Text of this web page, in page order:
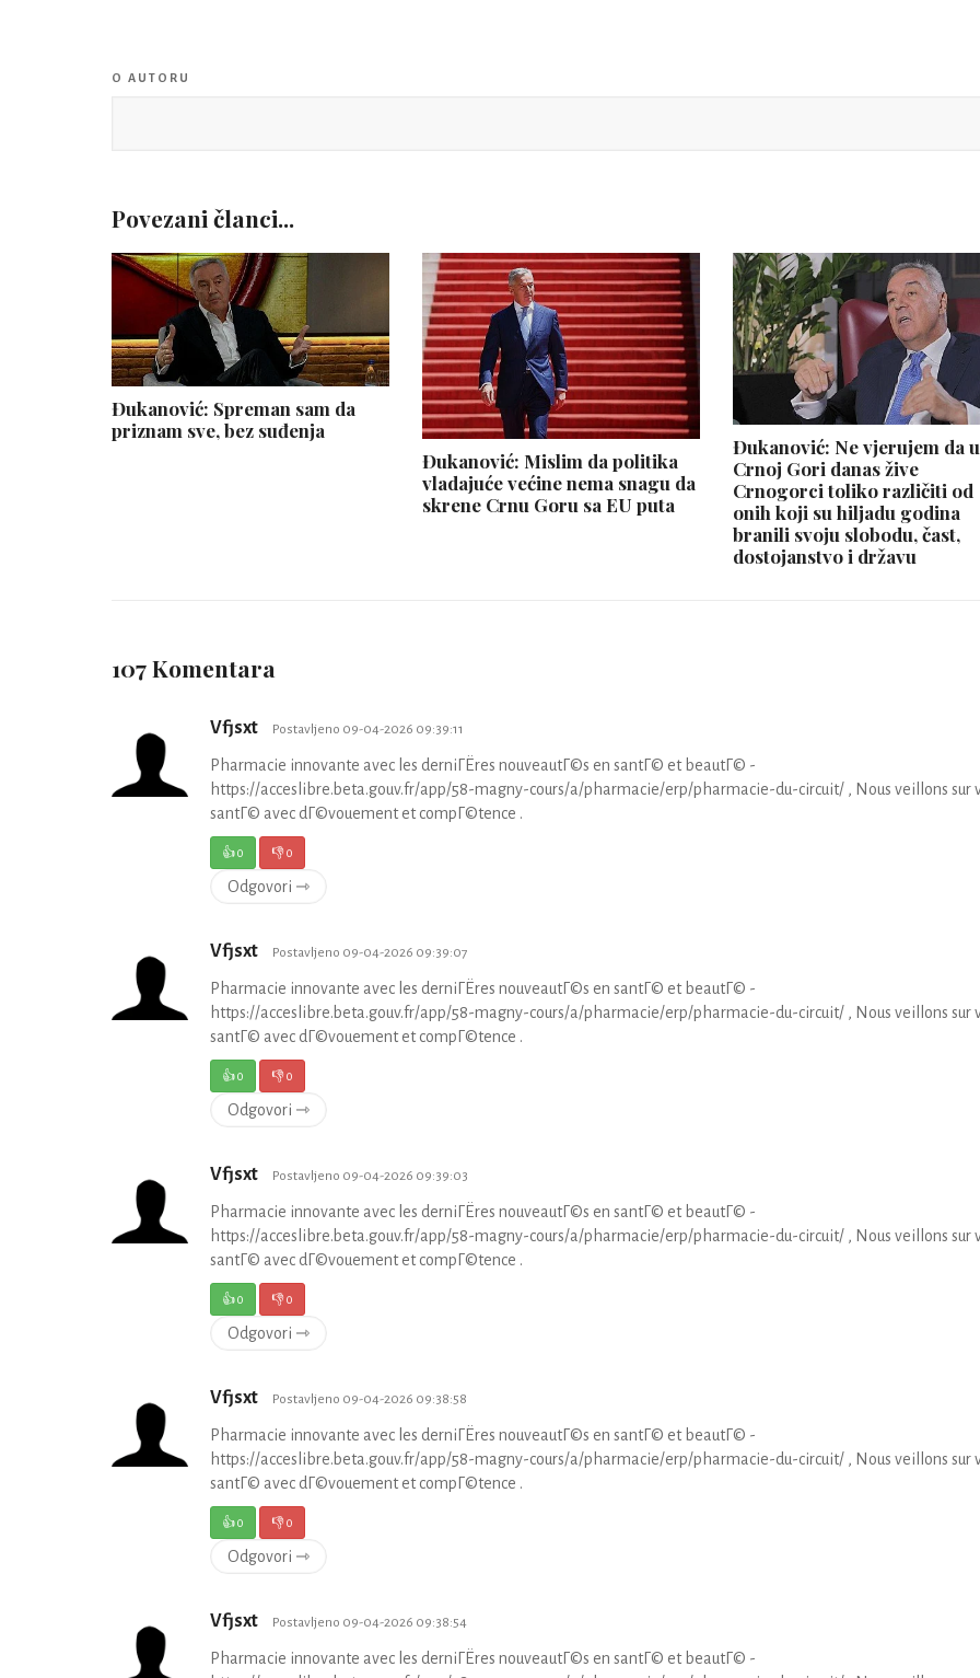
O AUTORU
Povezani članci...
Đukanović: Spreman sam da
priznam sve, bez suđenja
Đukanović: Mislim da politika
vladajuće većine nema snagu da
skrene Crnu Goru sa EU puta
Đukanović: Ne vjerujem da u
Crnoj Gori danas žive
Crnogorci toliko različiti od
onih koji su hiljadu godina
branili svoju slobodu, čast,
dostojanstvo i državu
107 Komentara
Vfjsxt Postavljeno 09-04-2026 09:39:11
Pharmacie innovante avec les derniГЁres nouveautГ©s en santГ© et beautГ© -
https://acceslibre.beta.gouv.fr/app/58-magny-cours/a/pharmacie/erp/pharmacie-du-circuit/ , Nous veillons sur
santГ© avec dГ©vouement et compГ©tence .
👍0 👎0
Odgovori ⇾
Vfjsxt Postavljeno 09-04-2026 09:39:07
Pharmacie innovante avec les derniГЁres nouveautГ©s en santГ© et beautГ© -
https://acceslibre.beta.gouv.fr/app/58-magny-cours/a/pharmacie/erp/pharmacie-du-circuit/ , Nous veillons sur
santГ© avec dГ©vouement et compГ©tence .
👍0 👎0
Odgovori ⇾
Vfjsxt Postavljeno 09-04-2026 09:39:03
Pharmacie innovante avec les derniГЁres nouveautГ©s en santГ© et beautГ© -
https://acceslibre.beta.gouv.fr/app/58-magny-cours/a/pharmacie/erp/pharmacie-du-circuit/ , Nous veillons sur
santГ© avec dГ©vouement et compГ©tence .
👍0 👎0
Odgovori ⇾
Vfjsxt Postavljeno 09-04-2026 09:38:58
Pharmacie innovante avec les derniГЁres nouveautГ©s en santГ© et beautГ© -
https://acceslibre.beta.gouv.fr/app/58-magny-cours/a/pharmacie/erp/pharmacie-du-circuit/ , Nous veillons sur
santГ© avec dГ©vouement et compГ©tence .
👍0 👎0
Odgovori ⇾
Vfjsxt Postavljeno 09-04-2026 09:38:54
Pharmacie innovante avec les derniГЁres nouveautГ©s en santГ© et beautГ© -